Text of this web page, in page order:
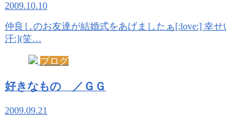
2009.10.10
仲良しのお友達が結婚式をあげましたぁ[:love:] 幸
汗:](笑…
ブログ
好きなもの ／ＧＧ
2009.09.21